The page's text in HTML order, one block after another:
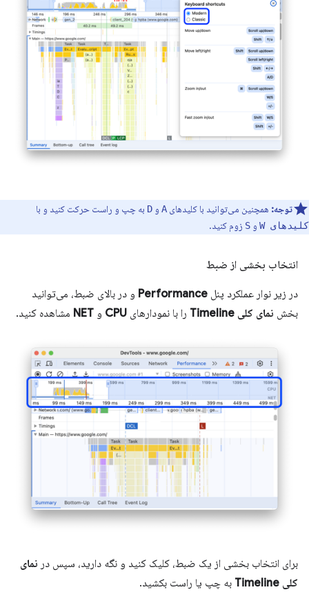
توجه: همچنین می‌توانید با کلیدهای A و D به چپ و راست حرکت کنید و با
کلیدهای W و S زوم کنید.
انتخاب بخشی از ضبط
در زیر نوار عملکرد پنل Performance و در بالای ضبط، می‌توانید
بخش نمای کلی Timeline را با نمودارهای CPU و NET مشاهده کنید.
برای انتخاب بخشی از یک ضبط، کلیک کنید و نگه دارید، سپس در نمای
کلی Timeline
به چپ یا راست بکشید.